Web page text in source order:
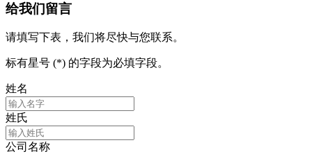
给我们留言
请填写下表，我们将尽快与您联系。
标有星号 (*) 的字段为必填字段。
姓名
姓氏
公司名称